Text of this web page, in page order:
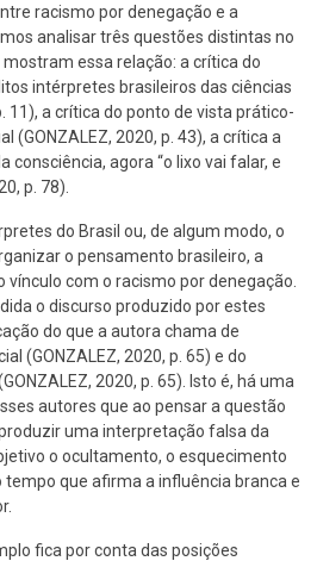
racismo por denegação e a
analisar três questões distintas no
essa relação: a crítica do
intérpretes brasileiros das ciências
11), a crítica do ponto de vista prático-
(GONZALEZ, 2020, p. 43), a crítica a
consciência, agora “o lixo vai falar, e
p. 78).
do Brasil ou, de algum modo, o
o pensamento brasileiro, a
com o racismo por denegação.
o discurso produzido por estes
do que a autora chama de
(GONZALEZ, 2020, p. 65) e do
2020, p. 65). Isto é, há uma
autores que ao pensar a questão
uma interpretação falsa da
o ocultamento, o esquecimento
que afirma a influência branca e
fica por conta das posições